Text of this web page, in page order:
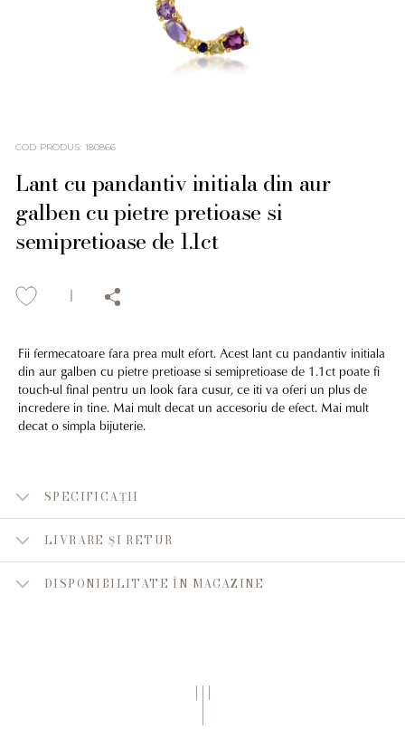
COD PRODUS: 180866
Lant cu pandantiv initiala din aur
galben cu pietre pretioase si
semipretioase de 1.1ct
Fii fermecatoare fara prea mult efort. Acest lant cu pandantiv initiala
din aur galben cu pietre pretioase si semipretioase de 1.1ct poate fi
touch-ul final pentru un look fara cusur, ce iti va oferi un plus de
incredere in tine. Mai mult decat un accesoriu de efect. Mai mult
decat o simpla bijuterie.
SPECIFICAȚII
LIVRARE ȘI RETUR
DISPONIBILITATE ÎN MAGAZINE